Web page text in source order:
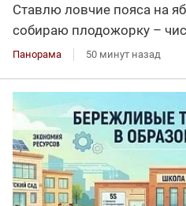
Ставлю ловчие пояса на
собираю плодожорку –
Панорама 50 минут назад